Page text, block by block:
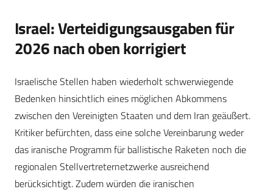
Israel: Verteidigungsausgaben für
2026 nach oben korrigiert
Israelische Stellen haben wiederholt schwerwiegende
Bedenken hinsichtlich eines möglichen Abkommens
zwischen den Vereinigten Staaten und dem Iran geäußert.
Kritiker befürchten, dass eine solche Vereinbarung weder
das iranische Programm für ballistische Raketen noch die
regionalen Stellvertreternetzwerke ausreichend
berücksichtigt. Zudem würden die iranischen